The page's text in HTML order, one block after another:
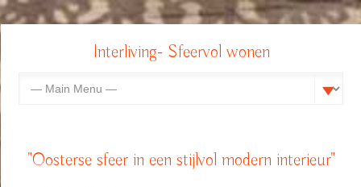
Interliving- Sfeervol wonen
"Oosterse sfeer in een stijlvol modern interieur"